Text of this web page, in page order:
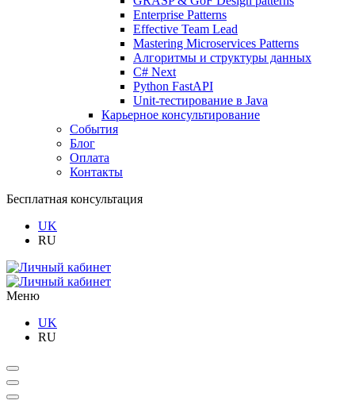
Enterprise Patterns
Effective Team Lead
Mastering Microservices Patterns
Алгоритмы и структуры данных
C# Next
Python FastAPI
Unit-тестирование в Java
Карьерное консультирование
События
Блог
Оплата
Контакты
Бесплатная консультация
UK
RU
Меню
UK
RU